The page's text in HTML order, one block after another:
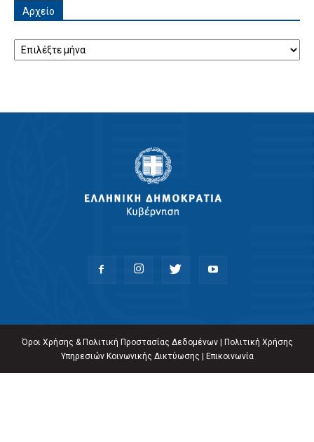
Αρχείο
Όροι Χρήσης & Πολιτική Προστασίας Δεδομένων|
Πολιτική Χρήσης
Υπηρεσιών Κοινωνικής Δικτύωσης
Επικοινωνία